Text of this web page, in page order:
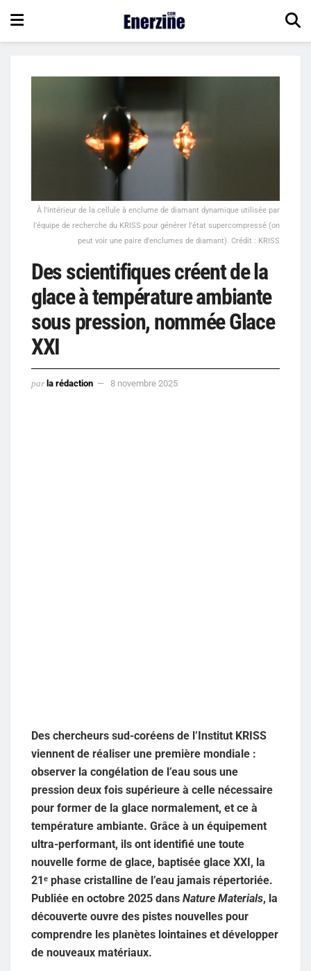
À l'intérieur de la cellule à enclume de diamant dynamique utilisée par
l'équipe de recherche du KRISS pour générer l'état supercompressé (on
peut voir une paire d'enclumes de diamant). Crédit : KRISS
Des scientifiques créent de la
glace à température ambiante
sous pression, nommée Glace
XXI
par la rédaction 8 novembre 2025
Des chercheurs sud-coréens de l’Institut KRISS
viennent de réaliser une première mondiale :
observer la congélation de l’eau sous une
pression deux fois supérieure à celle nécessaire
pour former de la glace normalement, et ce à
température ambiante. Grâce à un équipement
ultra-performant, ils ont identifié une toute
nouvelle forme de glace, baptisée glace XXI, la
21ᵉ phase cristalline de l’eau jamais répertoriée.
Publiée en octobre 2025 dans Nature Materials, la
découverte ouvre des pistes nouvelles pour
comprendre les planètes lointaines et développer
de nouveaux matériaux.